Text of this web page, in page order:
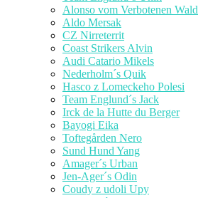
Alonso vom Verbotenen Wald
Aldo Mersak
CZ Nirreterrit
Coast Strikers Alvin
Audi Catario Mikels
Nederholm´s Quik
Hasco z Lomeckeho Polesi
Team Englund´s Jack
Irck de la Hutte du Berger
Bayogi Eika
Toftegården Nero
Sund Hund Yang
Amager´s Urban
Jen-Ager´s Odin
Coudy z udoli Upy